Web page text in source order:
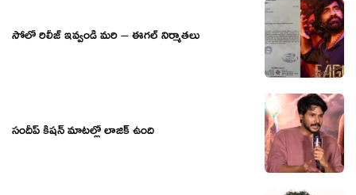
సోలో రిలీజ్ ఇవ్వండి మరి – ఈగల్ నిర్మాతలు
సందీప్ కిషన్ మాటల్లో లాజిక్ ఉంది